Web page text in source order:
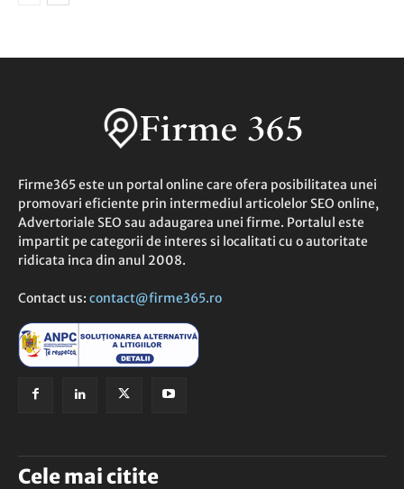
Firme365 este un portal online care ofera posibilitatea unei
promovari eficiente prin intermediul articolelor SEO online,
Advertoriale SEO sau adaugarea unei firme. Portalul este
impartit pe categorii de interes si localitati cu o autoritate
ridicata inca din anul 2008.
Contact us: contact@firme365.ro
Cele mai citite